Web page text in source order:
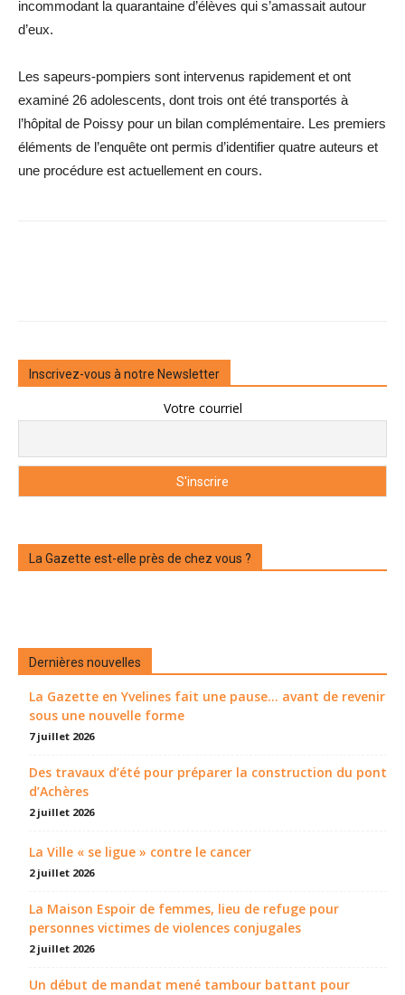
incommodant la quarantaine d’élèves qui s’amassait autour
d’eux.
Les sapeurs-pompiers sont intervenus rapidement et ont
examiné 26 adolescents, dont trois ont été transportés à
l’hôpital de Poissy pour un bilan complémentaire. Les premiers
éléments de l’enquête ont permis d’identifier quatre auteurs et
une procédure est actuellement en cours.
Inscrivez-vous à notre Newsletter
Votre courriel
La Gazette est-elle près de chez vous ?
Dernières nouvelles
La Gazette en Yvelines fait une pause... avant de revenir
sous une nouvelle forme
7 juillet 2026
Des travaux d’été pour préparer la construction du pont
d’Achères
2 juillet 2026
La Ville « se ligue » contre le cancer
2 juillet 2026
La Maison Espoir de femmes, lieu de refuge pour
personnes victimes de violences conjugales
2 juillet 2026
Un début de mandat mené tambour battant pour